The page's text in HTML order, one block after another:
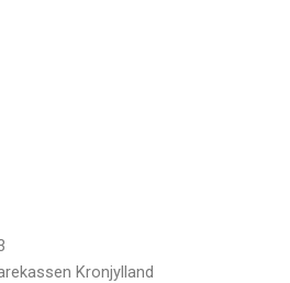
Kronjylland